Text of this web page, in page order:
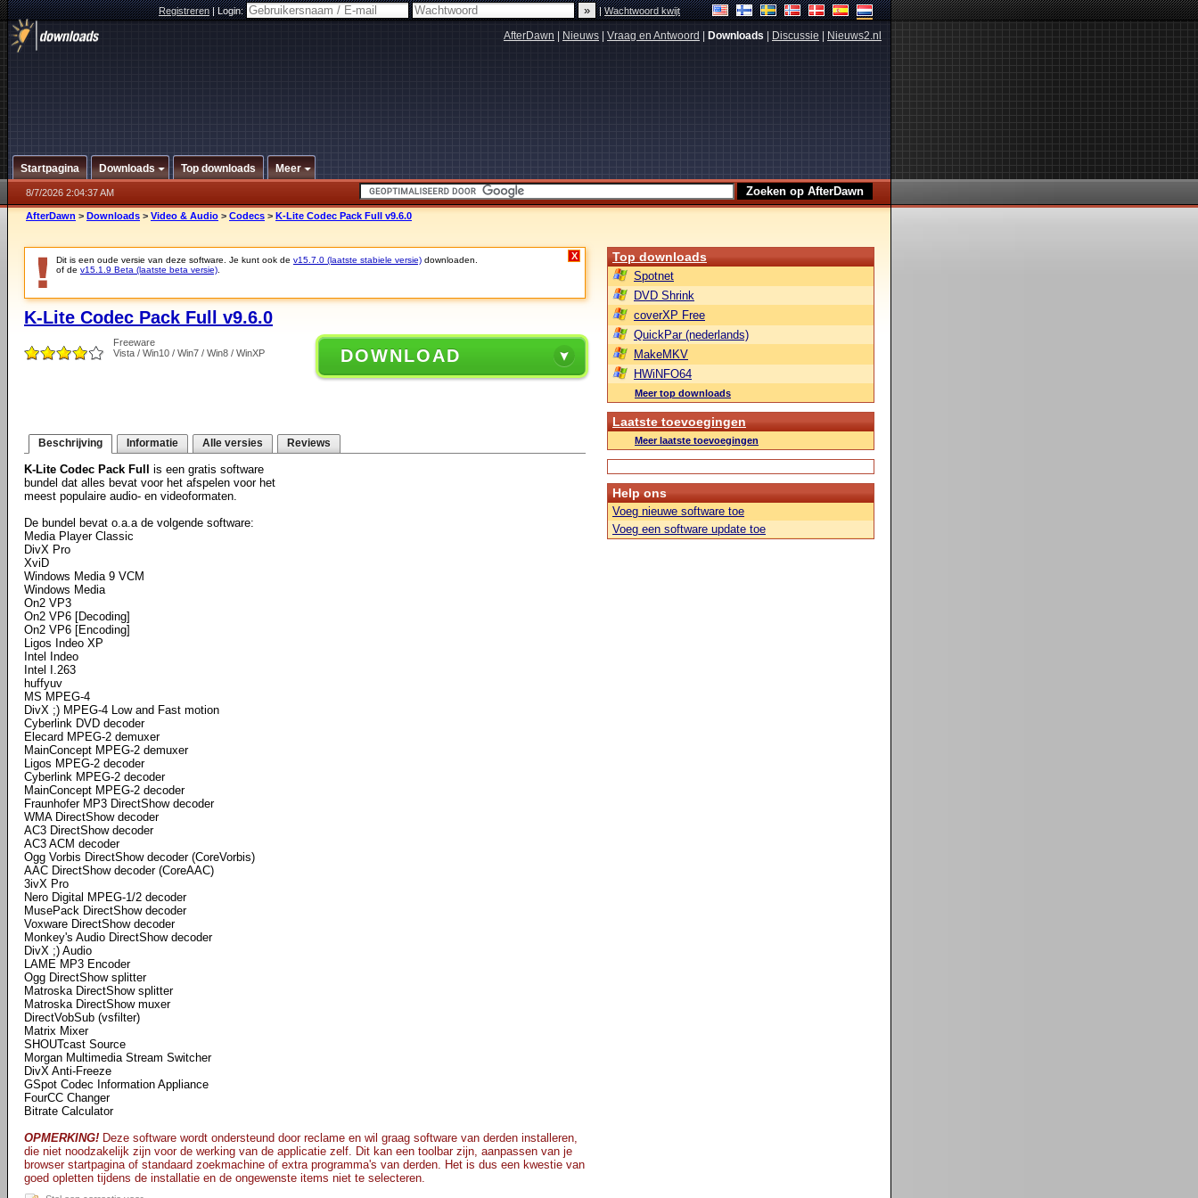
Registreren|Login: |Wachtwoord kwijt
AfterDawn Nieuws Vraag en Antwoord Downloads Discussie Nieuws2.nl
Startpagina Downloads Top downloads Meer
8/7/2026 2:04:37 AM
AfterDawn > Downloads > Video & Audio > Codecs > K-Lite Codec Pack Full v9.6.0
Dit is een oude versie van deze software. Je kunt ook de v15.7.0 (laatste stabiele versie) downloaden.
of de v15.1.9 Beta (laatste beta versie)
X
K-Lite Codec Pack Full v9.6.0
Freeware
Vista / Win10 / Win7 / Win8 / WinXP
DOWNLOAD
Beschrijving Informatie Alle versies Reviews
K-Lite Codec Pack Full
is een gratis software
bundel dat alles bevat voor het afspelen voor het
meest populaire audio- en videoformaten.
De bundel bevat o.a.a de volgende software:
Media Player Classic
DivX Pro
XviD
Windows Media 9 VCM
Windows Media
On2 VP3
On2 VP6 [Decoding]
On2 VP6 [Encoding]
Ligos Indeo XP
Intel Indeo
Intel I.263
huffyuv
MS MPEG-4
DivX ;) MPEG-4 Low and Fast motion
Cyberlink DVD decoder
Elecard MPEG-2 demuxer
MainConcept MPEG-2 demuxer
Ligos MPEG-2 decoder
Cyberlink MPEG-2 decoder
MainConcept MPEG-2 decoder
Fraunhofer MP3 DirectShow decoder
WMA DirectShow decoder
AC3 DirectShow decoder
AC3 ACM decoder
Ogg Vorbis DirectShow decoder (CoreVorbis)
AAC DirectShow decoder (CoreAAC)
3ivX Pro
Nero Digital MPEG-1/2 decoder
MusePack DirectShow decoder
Voxware DirectShow decoder
Monkey's Audio DirectShow decoder
DivX ;) Audio
LAME MP3 Encoder
Ogg DirectShow splitter
Matroska DirectShow splitter
Matroska DirectShow muxer
DirectVobSub (vsfilter)
Matrix Mixer
SHOUTcast Source
Morgan Multimedia Stream Switcher
DivX Anti-Freeze
GSpot Codec Information Appliance
FourCC Changer
Bitrate Calculator
OPMERKING! Deze software wordt ondersteund door reclame en wil graag software van derden installeren,
die niet noodzakelijk zijn voor de werking van de applicatie zelf. Dit kan een toolbar zijn, aanpassen van je
browser startpagina of standaard zoekmachine of extra programma's van derden. Het is dus een kwestie van
goed opletten tijdens de installatie en de ongewenste items niet te selecteren.
Top downloads
Spotnet
DVD Shrink
coverXP Free
QuickPar (nederlands)
MakeMKV
HWiNFO64
Meer top downloads
Laatste toevoegingen
Meer laatste toevoegingen
Help ons
Voeg nieuwe software toe
Voeg een software update toe